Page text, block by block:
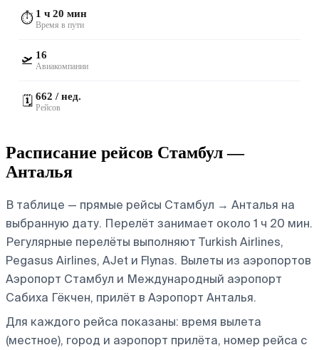
⏱️ 1 ч 20 мин
Время в пути
🛫 16
Авиакомпании
🗓️ 662 / нед.
Рейсов
Расписание рейсов Стамбул —
Анталья
В таблице — прямые рейсы Стамбул → Анталья на
выбранную дату. Перелёт занимает около 1 ч 20 мин.
Регулярные перелёты выполняют Turkish Airlines,
Pegasus Airlines, AJet и Flynas. Вылеты из аэропортов
Аэропорт Стамбул и Международный аэропорт
Сабиха Гёкчен, прилёт в Аэропорт Анталья.
Для каждого рейса показаны: время вылета
(местное), город и аэропорт прилёта, номер рейса с